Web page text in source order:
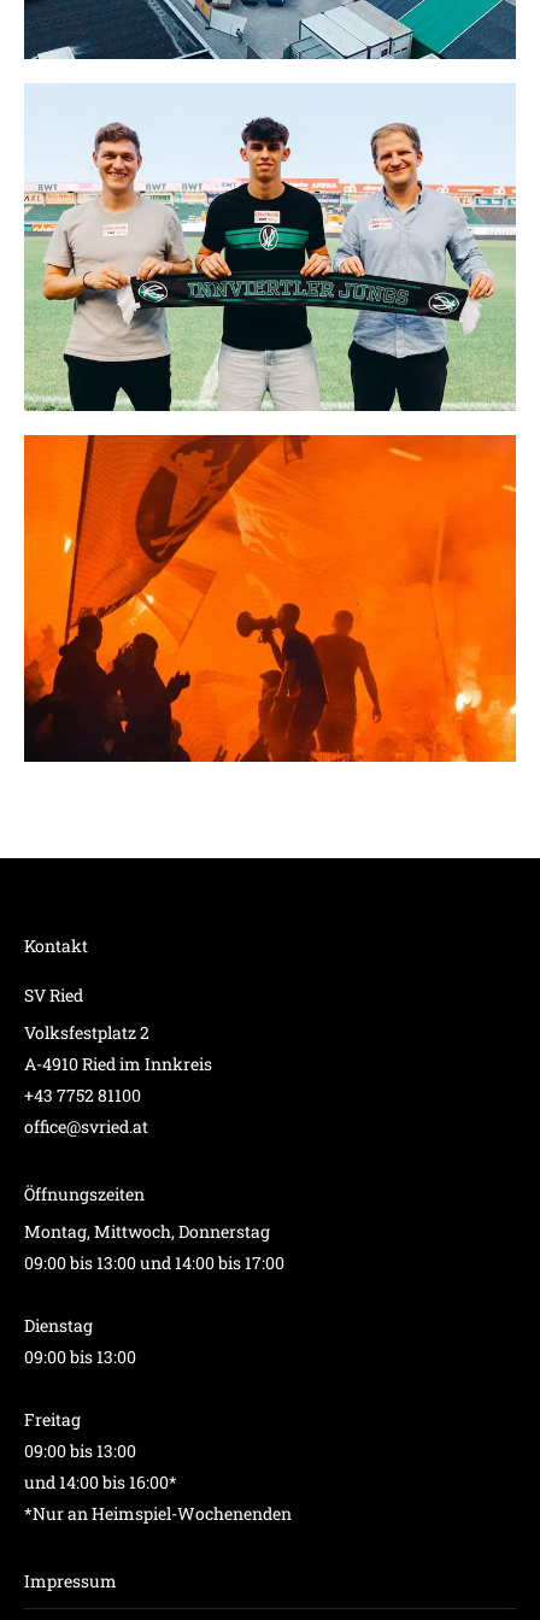
Kontakt
SV Ried
Volksfestplatz 2
A-4910 Ried im Innkreis
+43 7752 81100
office@svried.at
Öffnungszeiten
Montag, Mittwoch, Donnerstag
09:00 bis 13:00 und 14:00 bis 17:00
Dienstag
09:00 bis 13:00
Freitag
09:00 bis 13:00
und 14:00 bis 16:00*
*Nur an Heimspiel-Wochenenden
Impressum